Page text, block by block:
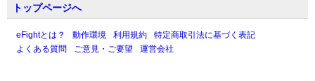
トップページへ
eFightとは？ 動作環境 利用規約
特定商取引法に基づく表記
よくある質問
ご意見・ご要望 運営会社